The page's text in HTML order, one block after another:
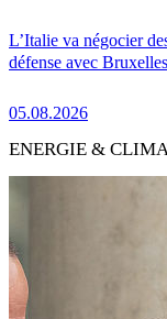
L’Italie va négocier
défense avec Bruxelles
05.08.2026
ENERGIE &